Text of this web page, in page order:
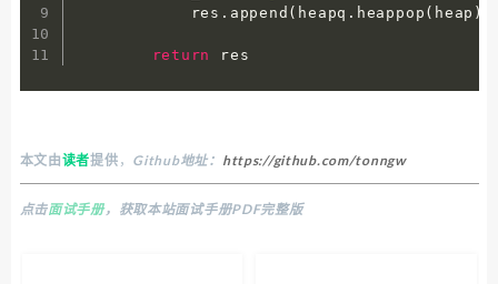
            res
. append ( heapq . heappop ( heap )
return res
本文由读者提供 ， Github地址： https://github.com/tonngw
点击面试手册，获取本站面试手册PDF完整版